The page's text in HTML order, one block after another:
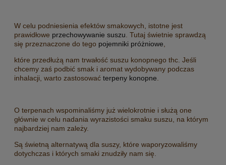
W celu podniesienia efektów smakowych, istotne jest
prawidłowe przechowywanie suszu . Tutaj świetnie sprawdzą
się przeznaczone do tego pojemniki próżniowe
które przedłużą nam trwałość suszu konopnego thc. Jeśli
chcemy zaś podbić smak i aromat wydobywany podczas
inhalacji, warto zastosować terpeny konopne
O terpenach wspominaliśmy już wielokrotnie i służą one
głównie w celu nadania wyrazistości smaku suszu, na którym
najbardziej nam zależy.
Są świetną alternatywą dla suszy, które waporyzowaliśmy
dotychczas i których smaki znudziły nam się.